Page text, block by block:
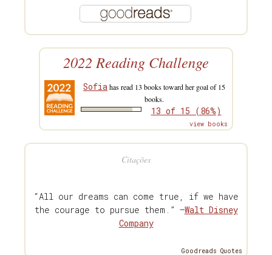
2022 Reading Challenge
Sofiahas read 13 books toward her goal of 15
books.
13 of 15 (86%)
view books
Citações
“All our dreams can come true, if we have
the courage to pursue them.” —Walt Disney
Company
Goodreads Quotes